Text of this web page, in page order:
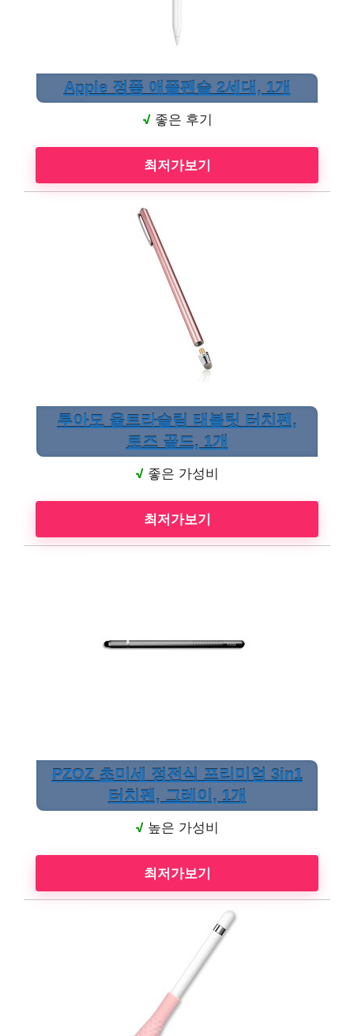
Apple 정품 애플펜슬 2세대, 1개
√좋은 후기
최저가보기
루아모 울트라슬림 태블릿 터치펜,
로즈 골드, 1개
√ 좋은 가성비
최저가보기
PZOZ 초미세 정전식 프리미엄 3in1
터치펜, 그레이, 1개
√ 높은 가성비
최저가보기